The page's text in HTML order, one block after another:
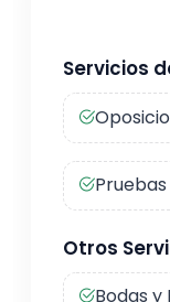
Servicios
Otros
Bodas y